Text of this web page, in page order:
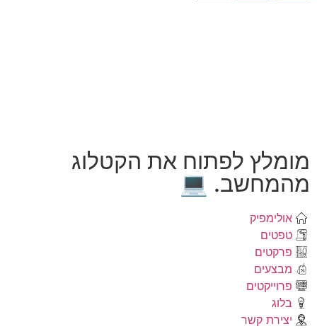
מומלץ לפתוח את הקטלוג
מהמחשב. 💻
אולימפיק
טפטים
פרקטים
מבצעים
פרוייקטים
בלוג
יצירת קשר